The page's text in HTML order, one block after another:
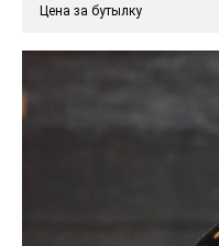
Цена за бутылку